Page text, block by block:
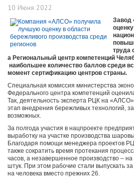
10 Июня 2022
Завод
труда
а Региональный центр компетенций
наибольшее количество баллов среди
момент сертификацию центров страны.
Специальная комиссия министерства
Федерального центра компетенций
Так, деятельность эксперта РЦК на
этап внедрения бережливых технологий,
возможных.
За полгода участия в нацпроекте
выработку на участке производства
Благодаря помощи менеджера проектов
также сократить время протекания
часов, а незавершенное производство –
штук. При этом рабочие стали выпускать
на человека вместо прежних 26.